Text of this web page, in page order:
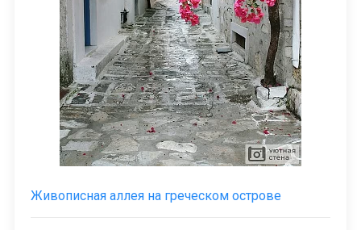
Живописная аллея на греческом острове